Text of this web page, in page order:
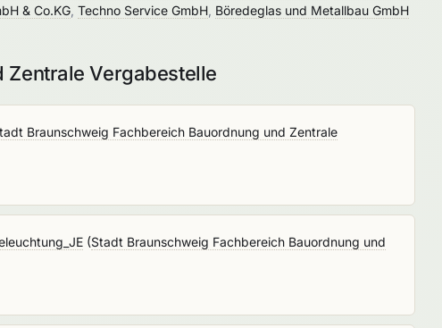
& Co.KG Techno Service GmbH Böredeglas und Metallbau GmbH
Zentrale Vergabestelle
Braunschweig Fachbereich Bauordnung und Zentrale
(Stadt Braunschweig Fachbereich Bauordnung und